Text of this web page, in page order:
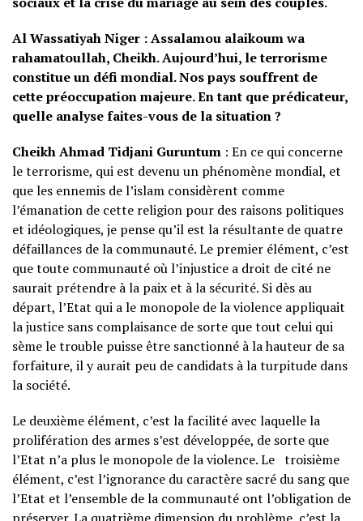
Al Wassatiyah Niger : Assalamou alaikoum wa
rahamatoullah, Cheikh. Aujourd’hui, le terrorisme
constitue un défi mondial. Nos pays souffrent de
cette préoccupation majeure. En tant que prédicateur,
quelle analyse faites-vous de la situation ?
Cheikh Ahmad Tidjani Guruntum : En ce qui concerne
le terrorisme, qui est devenu un phénomène mondial, et
que les ennemis de l’islam considèrent comme
l’émanation de cette religion pour des raisons politiques
et idéologiques, je pense qu’il est la résultante de quatre
défaillances de la communauté. Le premier élément, c’est
que toute communauté où l’injustice a droit de cité ne
saurait prétendre à la paix et à la sécurité. Si dès au
départ, l’Etat qui a le monopole de la violence appliquait
la justice sans complaisance de sorte que tout celui qui
sème le trouble puisse être sanctionné à la hauteur de sa
forfaiture, il y aurait peu de candidats à la turpitude dans
la société.
Le deuxième élément, c’est la facilité avec laquelle la
prolifération des armes s’est développée, de sorte que
l’Etat n’a plus le monopole de la violence. Le troisième
élément, c’est l’ignorance du caractère sacré du sang que
l’Etat et l’ensemble de la communauté ont l’obligation de